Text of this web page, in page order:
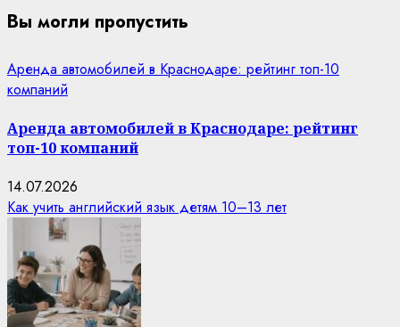
Вы могли пропустить
Аренда автомобилей в Краснодаре: рейтинг топ-10
компаний
Аренда автомобилей в Краснодаре: рейтинг
топ-10 компаний
14.07.2026
Как учить английский язык детям 10–13 лет